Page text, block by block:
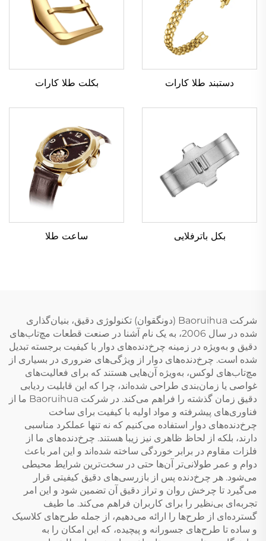
دستبند طلا کارات بکلت طلا کارات
بکل باترفلایی ساعت طلا
شرکت Baoruihua (دونگقوان) تکنولوژی دقیق، بنیان‌گذاری
شده در سال 2006، به یک نام آشنا در صنعت قطعات مچ‌تاب‌های
دقیق و به‌ویژه در زمینه چرخ‌دنده‌های دوار با کیفیت برجسته تبدیل
شده است. چرخ‌دنده‌های دوار از ویژگی‌های ضروری در بسیاری از
مچ‌تاب‌های لوکس، به‌ویژه آن‌هایی هستند که برای فعالیت‌های
غواصی یا زمان‌بندی طراحی شده‌اند، چرا که این قابلیت ردیابی
دقیق زمان گذشته را فراهم می‌کند. در شرکت Baoruihua ما از
فناوری‌های پیشرفته و مواد اولیه با کیفیت برای ساخت
چرخ‌دنده‌های دوار استفاده می‌کنیم که نه تنها عملکرد مناسبی
دارند، بلکه از لحاظ ظاهری نیز زیبا هستند. چرخ‌دنده‌های ما از
فلزات مقاوم در برابر خوردگی ساخته شده‌اند و این امر باعث
دوام و عمر طولانی‌تر آن‌ها حتی در سخت‌ترین شرایط محیطی
می‌شود. هر چرخ‌دنده پس از بازرسی‌های دقیق کیفیتی قرار
می‌گیرد تا چرخش روان و تراز دقیق آن تضمین شود و این امر
تجربه‌ای بی‌نظیر را برای کاربران فراهم می‌کند. ما طیف
گسترده‌ای از طرح‌ها را ارائه می‌دهیم، از جمله طرح‌های کلاسیک
و ساده تا طرح‌های جسورانه و پیچیده، که این امکان را به